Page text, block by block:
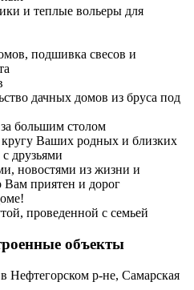
и теплые вольеры для
подшивка свесов и
дачных домов из бруса под
большим столом
Ваших родных и близких
друзьями
новостями из жизни и
Вам приятен и дорог
проведенной с семьей
объекты
Нефтегорском р-не, Самарская